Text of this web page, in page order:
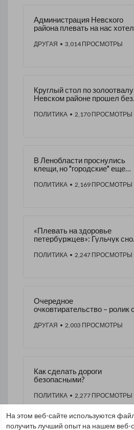
На этом веб-сайте используются
получить лучший опыт на нашем веб-
Администрация Невского
района плевать на нас
ДРУГАЯ • 3,014 ПРОСМОТРЫ
Круглый стол по
Невском районе прошел без
администрации
ПОЛИТИКА • 2,170 ПРОСМОТРЫ
В Ленобласти проснулись
клещи, но "городские" еще
ПОЛИТИКА • 2,169 ПРОСМОТРЫ
«Плевать на здоровье
петербуржцев»: Гульчук
ликвидации золоотвала
ПОЛИТИКА • 2,247 ПРОСМОТРЫ
Очередное
очковтирательство – ролик
жителей Невского района
ДРУГАЯ • 2,003 ПРОСМОТРЫ
Как сделать дороги
безопасными?
ПОЛИТИКА • 2,277 ПРОСМОТРЫ